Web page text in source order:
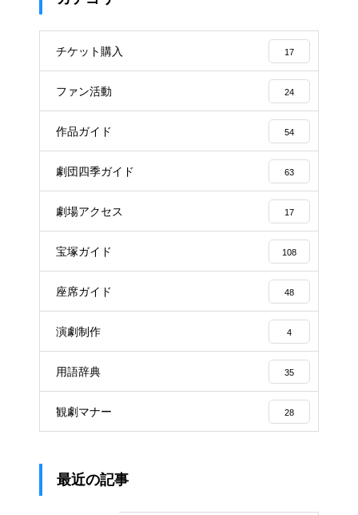
チケット購入 17
ファン活動 24
作品ガイド 54
劇団四季ガイド 63
劇場アクセス 17
宝塚ガイド 108
座席ガイド 48
演劇制作 4
用語辞典 35
観劇マナー 28
最近の記事